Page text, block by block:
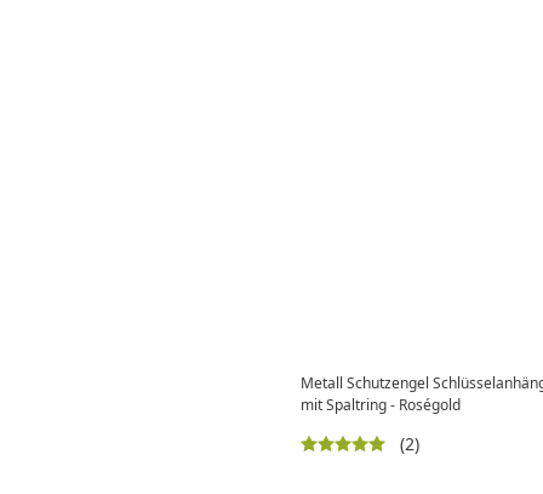
Metall Schutzengel
mit Spaltring - Roségold
(2)